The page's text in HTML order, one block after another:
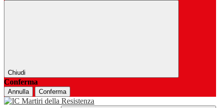
Chiudi
Conferma
Annulla Conferma